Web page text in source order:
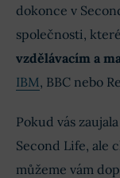
dokonce v
společnosti,
vzdělávacím a
IBM, BBC nebo
Pokud vás
Second Life, ale
můžeme vám